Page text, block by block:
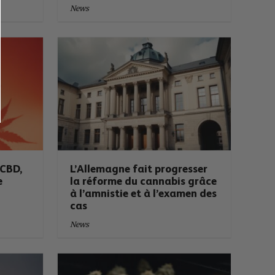
News
L’Allemagne fait progresser
la réforme du cannabis grâce
à l’amnistie et à l’examen des
cas
News